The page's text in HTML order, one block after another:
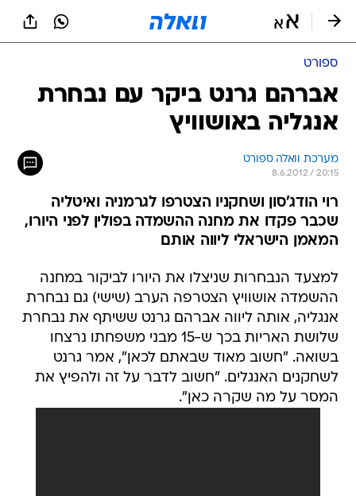
ספורט
אברהם גרנט ביקר עם נבחרת
אנגליה באושוויץ
מערכת וואלה ספורט
8.6.2012 / 20:15
רוי הודג'סון ושחקניו הצטרפו לגרמניה ואיטליה
שכבר פקדו את מחנה ההשמדה בפולין לפני היורו,
המאמן הישראלי ליווה אותם
למצעד הנבחרות שניצלו את היורו לביקור במחנה
ההשמדה אושוויץ הצטרפה הערב (שישי) גם נבחרת
אנגליה, אותה ליווה אברהם גרנט ששיתף את נבחרת
שלושת האריות בכך ש-15 מבני משפחתו נרצחו
בשואה. "חשוב מאוד שבאתם לכאן", אמר גרנט
לשחקנים האנגלים. "חשוב לדבר על זה ולהפיץ את
המסר על מה שקרה כאן".